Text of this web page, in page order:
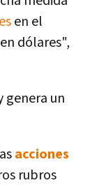
en el
dólares",
genera un
acciones
rubros